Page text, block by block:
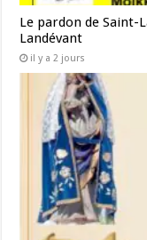
Le pardon de Saint-
Landévant
il y a 2 jours